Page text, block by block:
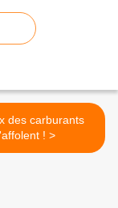
des carburants
s'affolent ! >